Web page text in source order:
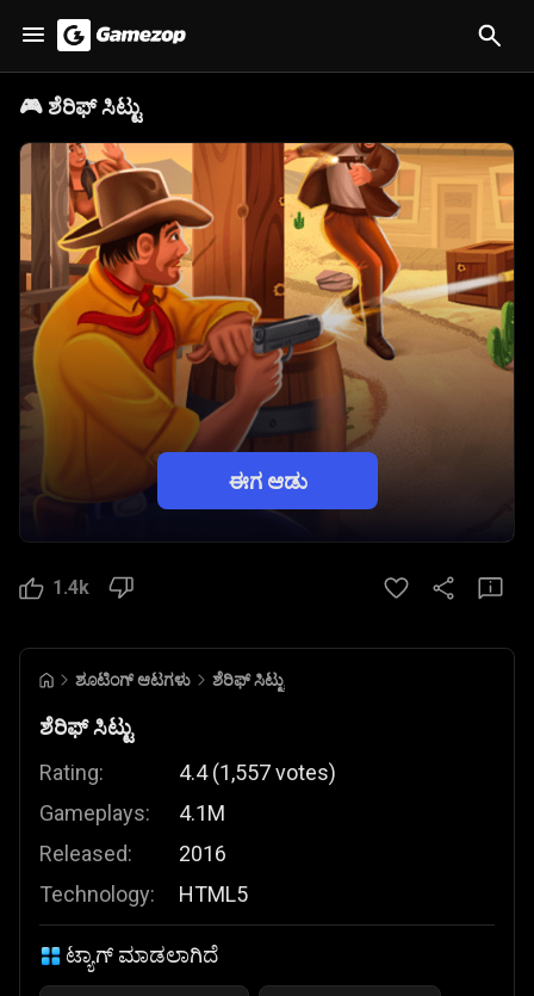
🎮 ಶೆರಿಫ್ ಸಿಟ್ಟು
ಈಗ ಆಡು
1.4k
ಶೂಟಿಂಗ್ ಆಟಗಳು ಶೆರಿಫ್ ಸಿಟ್ಟು
ಶೆರಿಫ್ ಸಿಟ್ಟು
Rating:
Gameplays:
Released:
Technology:
4.4 (1,557votes)
4.1M
2016
HTML5
ಟ್ಯಾಗ್ ಮಾಡಲಾಗಿದೆ